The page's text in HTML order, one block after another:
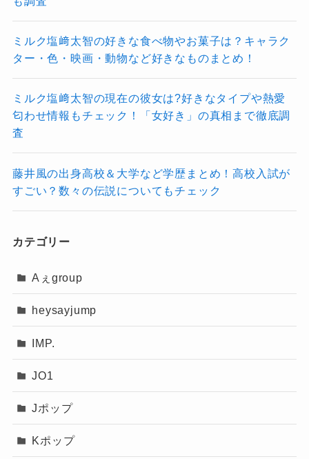
ミルク塩﨑太智の好きな食べ物やお菓子は？キャラク
ター・色・映画・動物など好きなものまとめ！
ミルク塩﨑太智の現在の彼女は?好きなタイプや熱愛
匂わせ情報もチェック！「女好き」の真相まで徹底調
査
藤井風の出身高校＆大学など学歴まとめ！高校入試が
すごい？数々の伝説についてもチェック
カテゴリー
Aぇgroup
heysayjump
IMP.
JO1
Jポップ
Kポップ